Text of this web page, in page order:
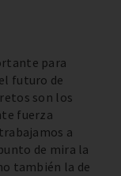
para
futuro de
son los
fuerza
a
de mira la
también la de